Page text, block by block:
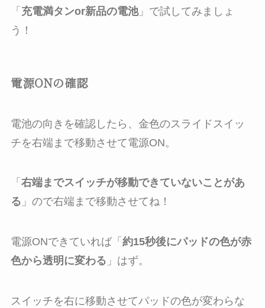
「 充電満タンor新品の電池」で試してみましょ
う！
電源ONの確認
電池の向きを確認したら、 金色のスライドスイッ
チを右端まで移動させて電源ON。
「 右端までスイッチが移動できていないことがあ
る 」ので右端まで移動させてね！
電源ONできていれば「 約15秒後にパッドの色が赤
色から透明に変わる 」はず。
スイッチを右に移動させてパッドの色が変わらな